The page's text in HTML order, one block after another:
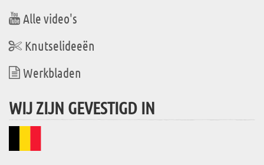
Alle video's
Knutselideeën
Werkbladen
WIJ ZIJN GEVESTIGD IN